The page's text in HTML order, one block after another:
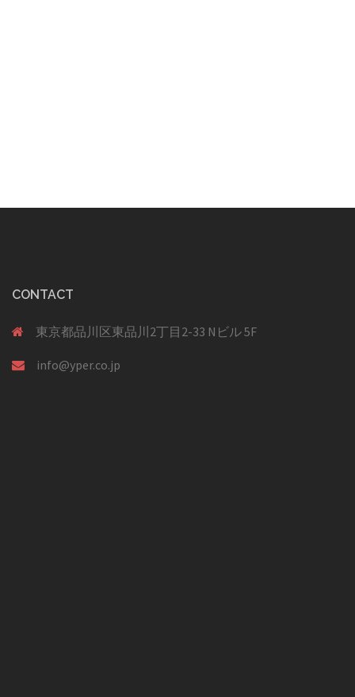
CONTACT
東京都品川区東品川2丁目2-33 Nビル 5F
info@yper.co.jp